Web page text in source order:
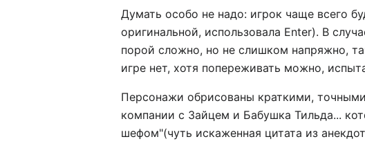
Думать особо не надо: игрок чаще всего
оригинальной, использовала Enter). В
порой сложно, но не слишком напряжно,
игре нет, хотя попереживать можно,
Персонажи обрисованы краткими,
компании с Зайцем и Бабушка Тильда...
шефом"(чуть искаженная цитата из